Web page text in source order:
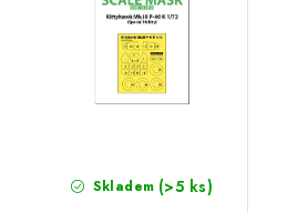
Skladem (>5 ks)